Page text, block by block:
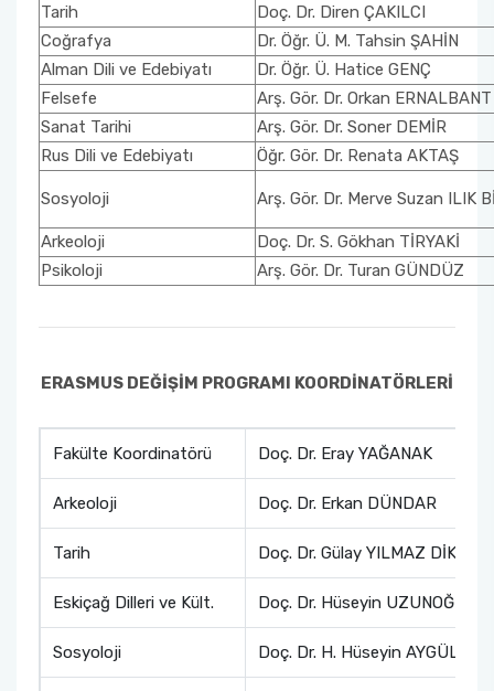
Tarih
Doç. Dr. Diren ÇAKILCI
Coğrafya
Dr. Öğr. Ü. M. Tahsin ŞAHİN
Alman Dili ve Edebiyatı
Dr. Öğr. Ü. Hatice GENÇ
Felsefe
Arş. Gör. Dr. Orkan ERNALBANT
Sanat Tarihi
Arş. Gör. Dr. Soner DEMİR
Rus Dili ve Edebiyatı
Öğr. Gör. Dr. Renata AKTAŞ
Sosyoloji Arş. Gör. Dr. Merve Suzan ILIK
Arkeoloji
Doç. Dr. S. Gökhan TİRYAKİ
Psikoloji
Arş. Gör. Dr. Turan GÜNDÜZ
ERASMUS DEĞİŞİM PROGRAMI KOORDİNATÖRLERİ
Fakülte Koordinatörü Doç. Dr. Eray YAĞANAK
Arkeoloji Doç. Dr. Erkan DÜNDAR
Tarih Doç. Dr. Gülay YILMAZ DİKO
Eskiçağ Dilleri ve Kült. Doç. Dr. Hüseyin UZUNOĞLU
Sosyoloji Doç. Dr. H. Hüseyin AYGÜL
Sanat Tarihi Bölümü
Sosyoloji Bölümü
Tarih Bölümü
Türk Dili ve Edebiyatı Bölümü
Edebiyat Fakültesi Kazı ve Yüzey Araştırmaları
Sempozyumu
Etkinlikler
İş Akış Takvimi